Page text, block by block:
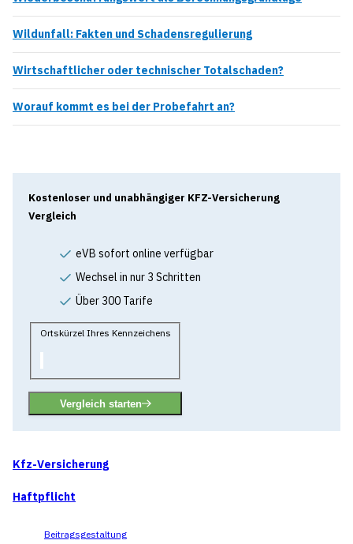
Wildunfall: Fakten und Schadensregulierung
Wirtschaftlicher oder technischer Totalschaden?
Worauf kommt es bei der Probefahrt an?
Kostenloser und unabhängiger KFZ-Versicherung
Vergleich
eVB sofort online verfügbar
Wechsel in nur 3 Schritten
Über 300 Tarife
Ortskürzel Ihres Kennzeichens
Vergleich starten
Kfz-Versicherung
Haftpflicht
Beitragsgestaltung